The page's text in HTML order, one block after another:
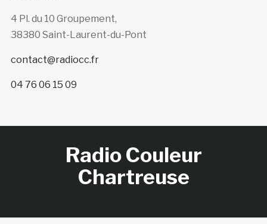
4 Pl. du 10 Groupement,
38380 Saint-Laurent-du-Pont
contact@radiocc.fr
04 76 06 15 09
Radio Couleur
Chartreuse